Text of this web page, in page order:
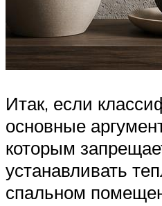
Итак, если
основные
которым
устанавливать
спальном